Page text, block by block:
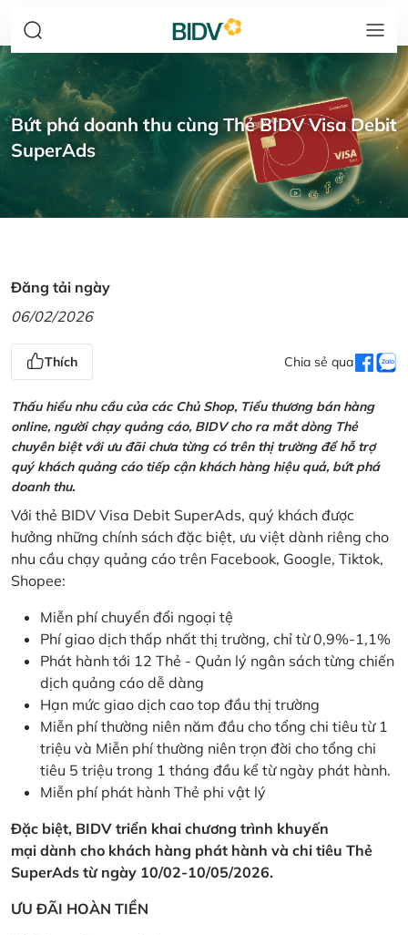
Bứt phá doanh thu cùng Thẻ BIDV Visa Debit
SuperAds
Đăng tải ngày
06/02/2026
Thích Chia sẻ qua
Thấu hiểu nhu cầu của các Chủ Shop, Tiểu thương bán hàng
online, người chạy quảng cáo, BIDV cho ra mắt dòng Thẻ
chuyên biệt với ưu đãi chưa từng có trên thị trường để hỗ trợ
quý khách quảng cáo tiếp cận khách hàng hiệu quả, bứt phá
doanh thu.
Với thẻ BIDV Visa Debit SuperAds, quý khách được
hưởng những chính sách đặc biệt, ưu việt dành riêng cho
nhu cầu chạy quảng cáo trên Facebook, Google, Tiktok,
Shopee:
Miễn phí chuyển đổi ngoại tệ
Phí giao dịch thấp nhất thị trường, chỉ từ 0,9%-1,1%
Phát hành tới 12 Thẻ - Quản lý ngân sách từng chiến
dịch quảng cáo dễ dàng
Hạn mức giao dịch cao top đầu thị trường
Miễn phí thường niên năm đầu cho tổng chi tiêu từ 1
triệu và Miễn phí thường niên trọn đời cho tổng chi
tiêu 5 triệu trong 1 tháng đầu kể từ ngày phát hành.
Miễn phí phát hành Thẻ phi vật lý
Đặc biệt, BIDV triển khai chương trình khuyến
mại dành cho khách hàng phát hành và chi tiêu Thẻ
SuperAds từ ngày 10/02-10/05/2026.
ƯU ĐÃI HOÀN TIỀN